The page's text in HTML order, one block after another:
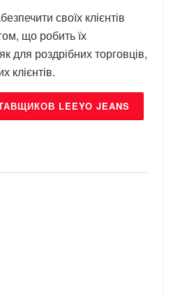
своїх клієнтів
що робить їх
для роздрібних торговців,
клієнтів.
LEEYO JEANS